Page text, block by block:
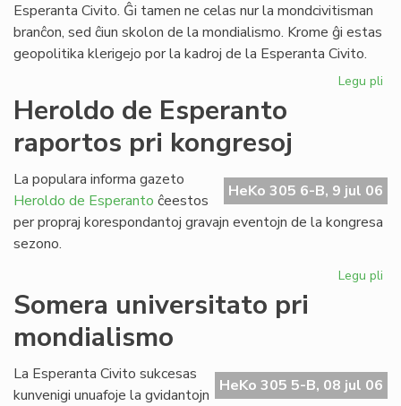
Esperanta Civito. Ĝi tamen ne celas nur la mondcivitisman
branĉon, sed ĉiun skolon de la mondialismo. Krome ĝi estas
geopolitika klerigejo por la kadroj de la Esperanta Civito.
Legu pli
Heroldo de Esperanto
raportos pri kongresoj
HeKo 305 6-B, 9 jul 06
La populara informa gazeto
Heroldo de Esperanto ĉeestos
per propraj korespondantoj gravajn eventojn de la kongresa
sezono.
Legu pli
pri
Somera universitato pri
mondialismo
HeKo 305 5-B, 08 jul 06
La Esperanta Civito sukcesas
kunvenigi unuafoje la gvidantojn